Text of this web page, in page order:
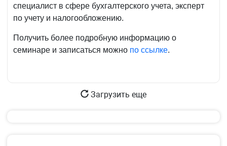
специалист в сфере бухгалтерского учета, эксперт
по учету и налогообложению.
Получить более подробную информацию о
семинаре и записаться можно по ссылке.
Загрузить еще